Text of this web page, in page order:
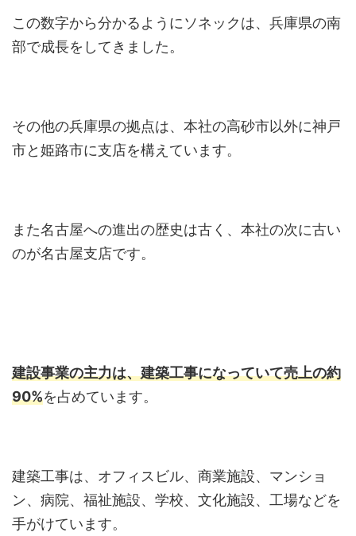
この数字から分かるようにソネックは、兵庫県の南
部で成長をしてきました。
その他の兵庫県の拠点は、本社の高砂市以外に神戸
市と姫路市に支店を構えています。
また名古屋への進出の歴史は古く、本社の次に古い
のが名古屋支店です。
建設事業の主力は、建築工事になっていて売上の約
90%を占めています。
建築工事は、オフィスビル、商業施設、マンショ
ン、病院、福祉施設、学校、文化施設、工場などを
手がけています。